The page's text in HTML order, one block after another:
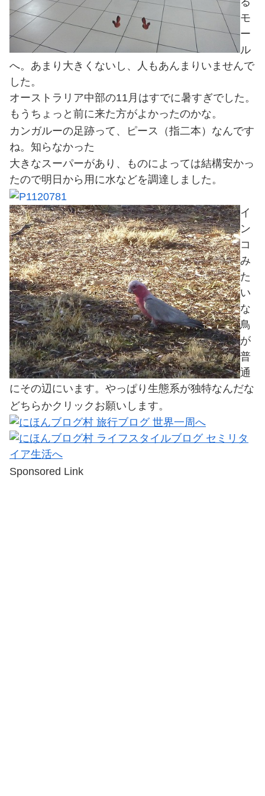
モ
ー
ル
へ。あまり大きくないし、人もあんまりいませんで
した。
オーストラリア中部の11月はすでに暑すぎでした。
もうちょっと前に来た方がよかったのかな。
カンガルーの足跡って、ピース（指二本）なんです
ね。知らなかった
大きなスーパーがあり、ものによっては結構安かっ
たので明日から用に水などを調達しました。
イ
ン
コ
み
た
い
な
鳥
が
普
通
にその辺にいます。やっぱり生態系が独特なんだな
どちらかクリックお願いします。
Sponsored Link